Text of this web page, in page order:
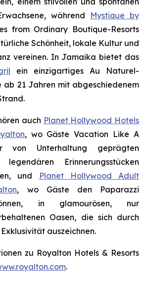
während Mystique by
from Ordinary Boutique-Resorts
Schönheit, lokale Kultur und
vereinen. In Jamaika bietet das
ein einzigartiges Au Naturel-
ab 21 Jahren mit abgeschiedenem
auch Planet Hollywood Hotels
, wo GästeVacation Like A
Unterhaltung geprägten
Erinnerungsstücken
und
Planet Hollywood Adult
, wo Gäste den Paparazzi
in glamourösen, nur
Oasen, die sich durch
auszeichnen.
zu Royalton Hotels & Resorts
.